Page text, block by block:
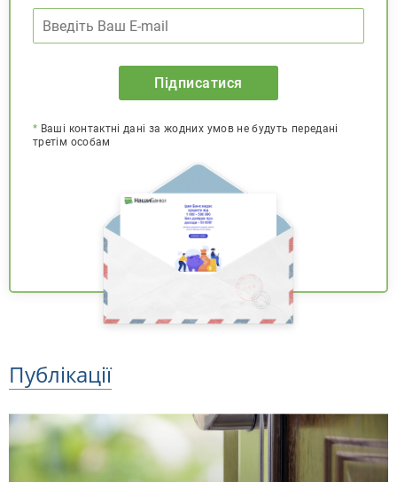
Підписатися
* Ваші контактні дані за жодних умов не будуть передані
третім особам
Публікації